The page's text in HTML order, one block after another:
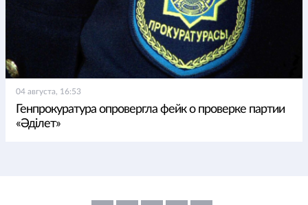
04 августа, 16:53
Генпрокуратура опровергла фейк о проверке партии
«Әділет»